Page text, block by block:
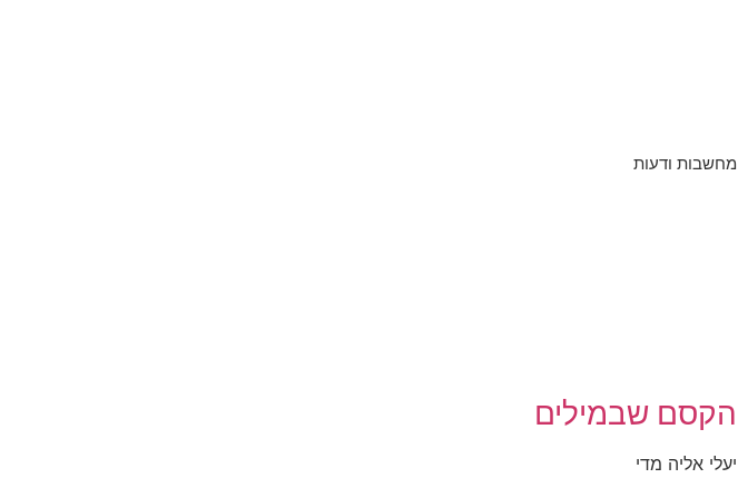
מחשבות ודעות
הקסם שבמילים
יעלי אליה מדי